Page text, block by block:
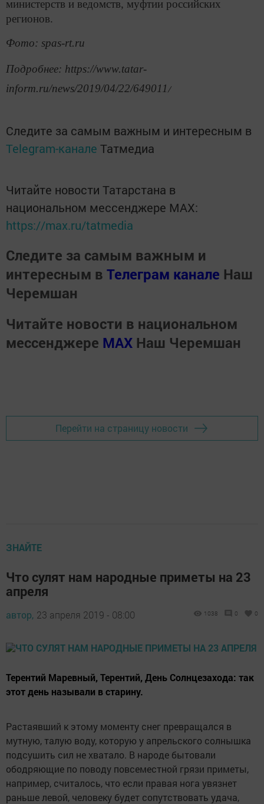
министерств и ведомств, муфтии российских
регионов.
Фото: spas-rt.ru
Подробнее: https://www.tatar-
inform.ru/news/2019/04/22/649011 /
Следите за самым важным и интересным в
Telegram-канале Татмедиа
Читайте новости Татарстана в
национальном мессенджере MАХ:
https://max.ru/tatmedia
Следите за самым важным и
интересным в Телеграм канале Наш
Черемшан
Читайте новости в национальном
мессенджере MАХ Наш Черемшан
Перейти на страницу новости
ЗНАЙТЕ
Что сулят нам народные приметы на 23
апреля
автор, 23 апреля 2019 - 08:00 1038 0 0
Терентий Маревный, Терентий, День Солнцезахода: так
этот день называли в старину.
Растаявший к этому моменту снег превращался в
мутную, талую воду, которую у апрельского солнышка
подсушить сил не хватало. В народе бытовали
ободряющие по поводу повсеместной грязи приметы,
например, считалось, что если правая нога увязнет
раньше левой, человеку будет сопутствовать удача,